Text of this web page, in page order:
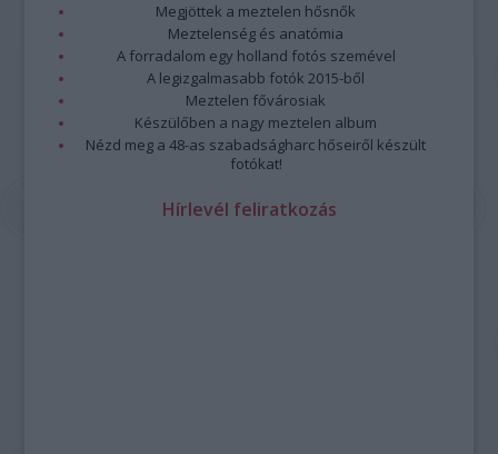
Megjöttek a meztelen hősnők
Meztelenség és anatómia
A forradalom egy holland fotós szemével
A legizgalmasabb fotók 2015-ből
Meztelen fővárosiak
Készülőben a nagy meztelen album
Nézd meg a 48-as szabadságharc hőseiről készült
fotókat!
Hírlevél feliratkozás